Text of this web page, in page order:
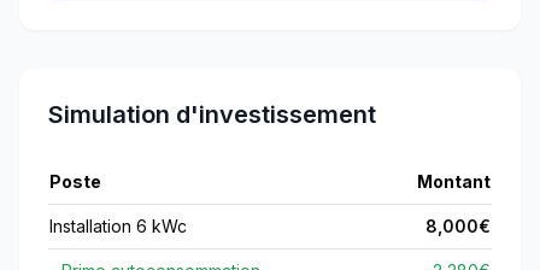
Simulation d'investissement
Poste Montant
Installation 6 kWc 8,000€